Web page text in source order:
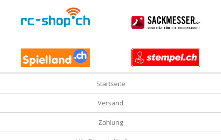
Startseite
Versand
Zahlung